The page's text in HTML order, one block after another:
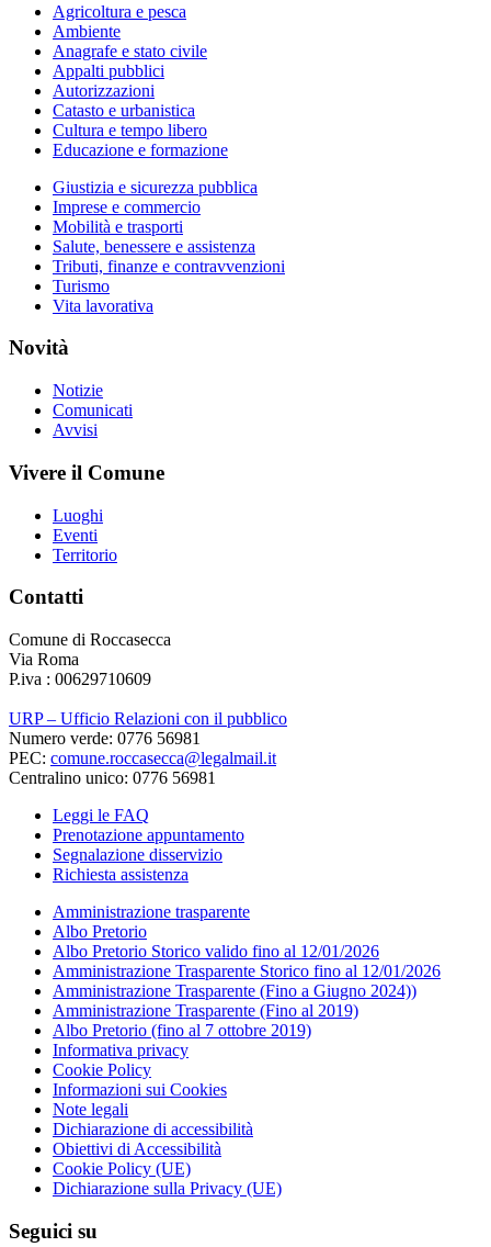
Agricoltura e pesca
Ambiente
Anagrafe e stato civile
Appalti pubblici
Autorizzazioni
Catasto e urbanistica
Cultura e tempo libero
Educazione e formazione
Giustizia e sicurezza pubblica
Imprese e commercio
Mobilità e trasporti
Salute, benessere e assistenza
Tributi, finanze e contravvenzioni
Turismo
Vita lavorativa
Novità
Notizie
Comunicati
Avvisi
Vivere il Comune
Luoghi
Eventi
Territorio
Contatti
Comune di Roccasecca
Via Roma
P.iva : 00629710609
URP – Ufficio Relazioni con il pubblico
Numero verde: 0776 56981
PEC: comune.roccasecca@legalmail.it
Centralino unico: 0776 56981
Leggi le FAQ
Prenotazione appuntamento
Segnalazione disservizio
Richiesta assistenza
Amministrazione trasparente
Albo Pretorio
Albo Pretorio Storico valido fino al 12/01/2026
Amministrazione Trasparente Storico fino al 12/01/2026
Amministrazione Trasparente (Fino a Giugno 2024))
Amministrazione Trasparente (Fino al 2019)
Albo Pretorio (fino al 7 ottobre 2019)
Informativa privacy
Cookie Policy
Informazioni sui Cookies
Note legali
Dichiarazione di accessibilità
Obiettivi di Accessibilità
Cookie Policy (UE)
Dichiarazione sulla Privacy (UE)
Seguici su